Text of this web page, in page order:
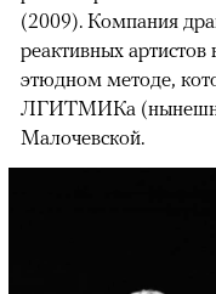
(2009). Компания
реактивных артистов
этюдном методе,
ЛГИТМИКа
Малочевской.